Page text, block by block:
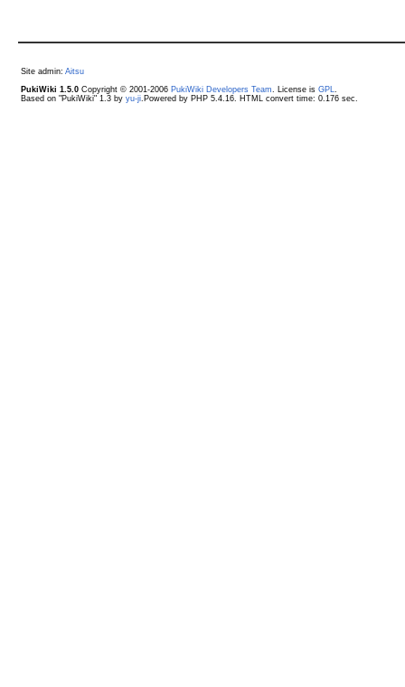
Site admin: Aitsu
PukiWiki 1.5.0Copyright © 2001-2006 PukiWiki Developers Team . License is GPL
Based on "PukiWiki" 1.3 by yu-ji.Powered by PHP 5.4.16. HTML convert time: 0.176 sec.